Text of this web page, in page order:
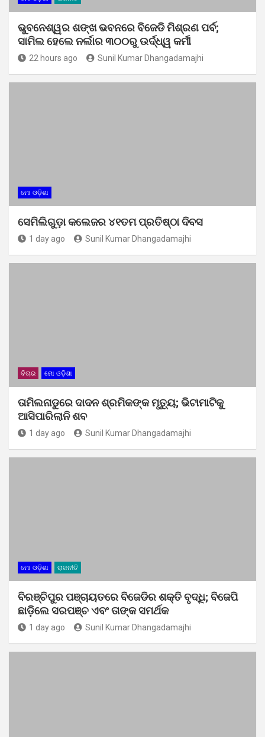
ଭୁବନେଶ୍ୱର ଶଙ୍ଖ ଭବନରେ ବିଜେଡି ମିଶ୍ରଣ ପର୍ବ;
ସାମିଲ ହେଲେ ନର୍ଲାର ୩୦୦ରୁ ଉର୍ଦ୍ଧ୍ୱ କର୍ମୀ
22 hours ago Sunil Kumar Dhangadamajhi
ମୋ ଓଡ଼ିଶା
ସେମିଲିଗୁଡ଼ା କଲେଜର ୪୧ତମ ପ୍ରତିଷ୍ଠା ଦିବସ
1 day ago Sunil Kumar Dhangadamajhi
ବିଚାର ମୋ ଓଡ଼ିଶା
ତାମିଲନାଡୁରେ ଦାଦନ ଶ୍ରମିକଙ୍କ ମୃତ୍ୟୁ; ଭିଟାମାଟିକୁ
ଆସିପାରିଲାନି ଶବ
1 day ago Sunil Kumar Dhangadamajhi
ମୋ ଓଡ଼ିଶା ରାଜନୀତି
ବିରଞ୍ଚିପୁର ପଞ୍ଚାୟତରେ ବିଜେଡିର ଶକ୍ତି ବୃଦ୍ଧି; ବିଜେପି
ଛାଡ଼ିଲେ ସରପଞ୍ଚ ଏବଂ ତାଙ୍କ ସମର୍ଥକ
1 day ago Sunil Kumar Dhangadamajhi